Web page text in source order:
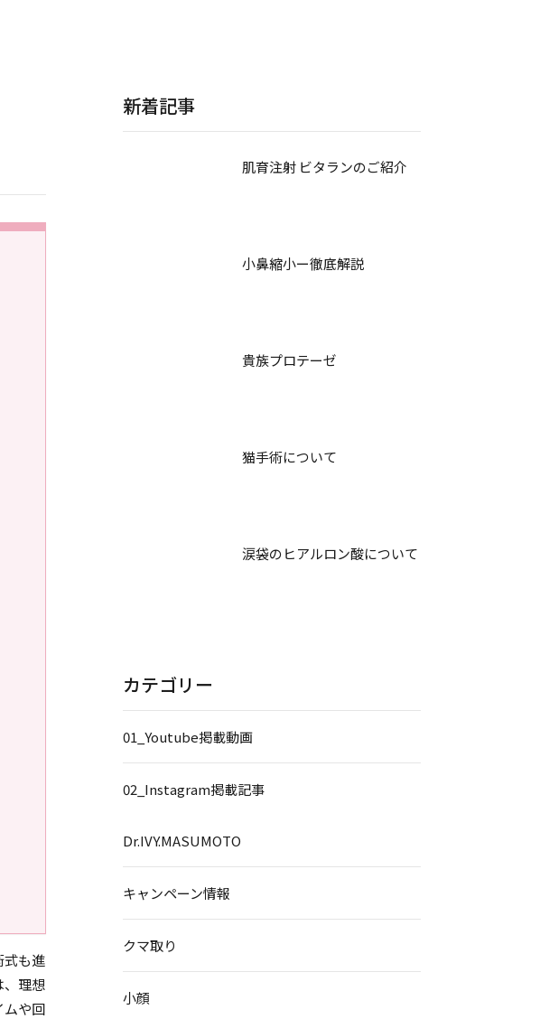
式も進
、理想
ムや回
新着記事
肌育注射 ビタランのご紹介
小鼻縮小ー徹底解説
貴族プロテーゼ
猫手術について
涙袋のヒアルロン酸について
カテゴリー
01_Youtube掲載動画
02_Instagram掲載記事
Dr.IVY.MASUMOTO
キャンペーン情報
クマ取り
小顔